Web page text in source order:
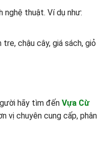
thuật. Ví dụ như:
chậu cây, giá sách, giỏ
hãy tìm đến Vựa Cừ
vị chuyên cung cấp, phân